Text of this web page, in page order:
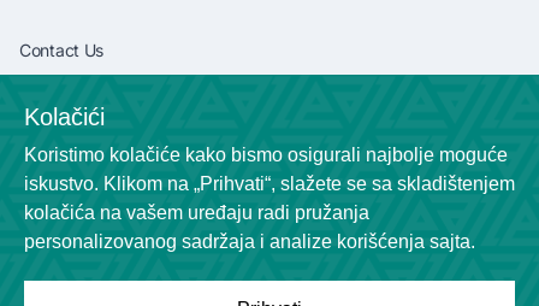
Contact Us
+381638292540
Socials
Kolačići
Koristimo kolačiće kako bismo osigurali najbolje moguće
iskustvo. Klikom na „Prihvati“, slažete se sa skladištenjem
kolačića na vašem uređaju radi pružanja
personalizovanog sadržaja i analize korišćenja sajta.